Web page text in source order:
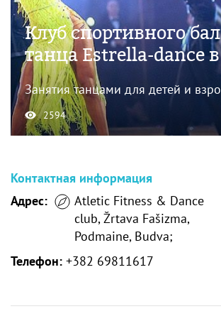
Клуб спортивного
танца Estrella-dance
Занятия танцами для детей и
2594
Контактная информация
Адрес:
Atletic Fitness & Dance
club, Žrtava Fašizma,
Podmaine, Budva;
Телефон: +382 69811617